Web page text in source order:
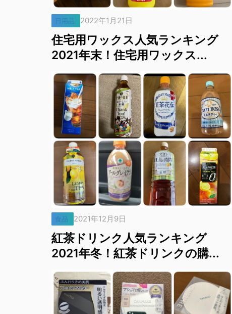
日用品 2022年1月21日
住宅用ワックス人気ランキング
2021年末！住宅用ワックス...
食品 2021年12月9日
紅茶ドリンク人気ランキング
2021年冬！紅茶ドリンクの購...